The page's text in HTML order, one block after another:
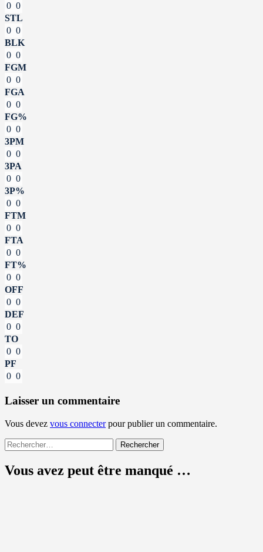
0 0
STL
0 0
BLK
0 0
FGM
0 0
FGA
0 0
FG%
0 0
3PM
0 0
3PA
0 0
3P%
0 0
FTM
0 0
FTA
0 0
FT%
0 0
OFF
0 0
DEF
0 0
TO
0 0
PF
0 0
Laisser un commentaire
Vous devez vous connecterpour publier un commentaire.
Rechercher :
Vous avez peut être manqué …